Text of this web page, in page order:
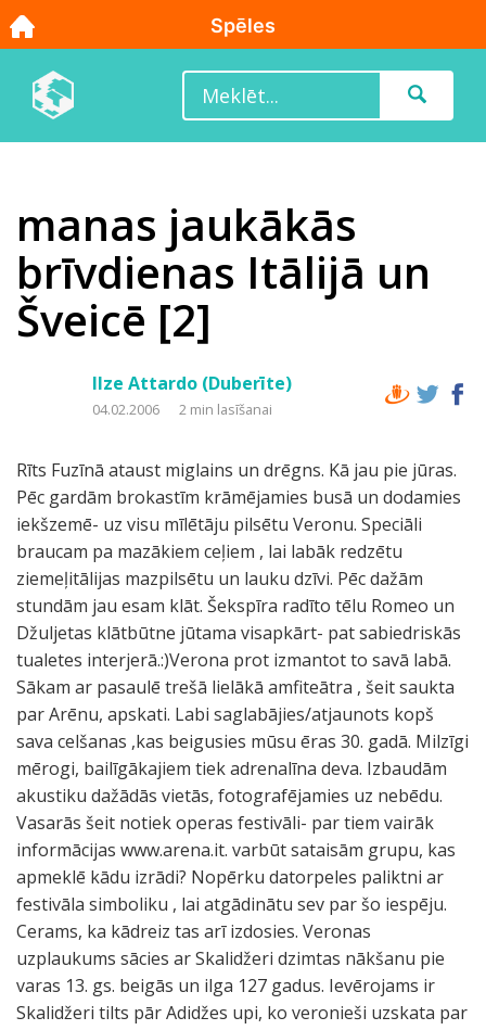
manas jaukākās
brīvdienas Itālijā un
Šveicē [2]
Ilze Attardo (Duberīte)
04.02.2006 2 min lasīšanai
Rīts Fuzīnā ataust miglains un drēgns. Kā jau pie jūras.
Pēc gardām brokastīm krāmējamies busā un dodamies
iekšzemē- uz visu mīlētāju pilsētu Veronu. Speciāli
braucam pa mazākiem ceļiem , lai labāk redzētu
ziemeļitālijas mazpilsētu un lauku dzīvi. Pēc dažām
stundām jau esam klāt. Šekspīra radīto tēlu Romeo un
Džuljetas klātbūtne jūtama visapkārt- pat sabiedriskās
tualetes interjerā.:)Verona prot izmantot to savā labā.
Sākam ar pasaulē trešā lielākā amfiteātra , šeit saukta
par Arēnu, apskati. Labi saglabājies/atjaunots kopš
sava celšanas ,kas beigusies mūsu ēras 30. gadā. Milzīgi
mērogi, bailīgākajiem tiek adrenalīna deva. Izbaudām
akustiku dažādās vietās, fotografējamies uz nebēdu.
Vasarās šeit notiek operas festivāli- par tiem vairāk
informācijas www.arena.it. varbūt sataisām grupu, kas
apmeklē kādu izrādi? Nopērku datorpeles paliktni ar
festivāla simboliku , lai atgādinātu sev par šo iespēju.
Cerams, ka kādreiz tas arī izdosies. Veronas
uzplaukums sācies ar Skalidžeri dzimtas nākšanu pie
varas 13. gs. beigās un ilga 127 gadus. Ievērojams ir
Skalidžeri tilts pār Adidžes upi, ko veronieši uzskata par